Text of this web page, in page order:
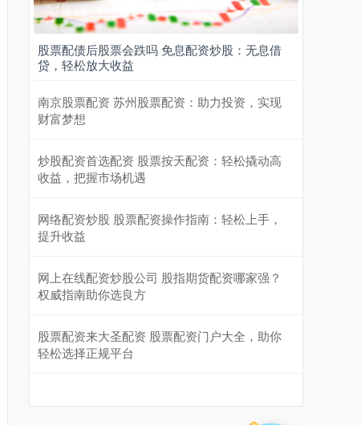
股票配债后股票会跌吗 免息配资炒股：无息借
贷，轻松放大收益
南京股票配资 苏州股票配资：助力投资，实现
财富梦想
炒股配资首选配资 股票按天配资：轻松撬动高
收益，把握市场机遇
网络配资炒股 股票配资操作指南：轻松上手，
提升收益
网上在线配资炒股公司 股指期货配资哪家强？
权威指南助你选良方
股票配资来大圣配资 股票配资门户大全，助你
轻松选择正规平台